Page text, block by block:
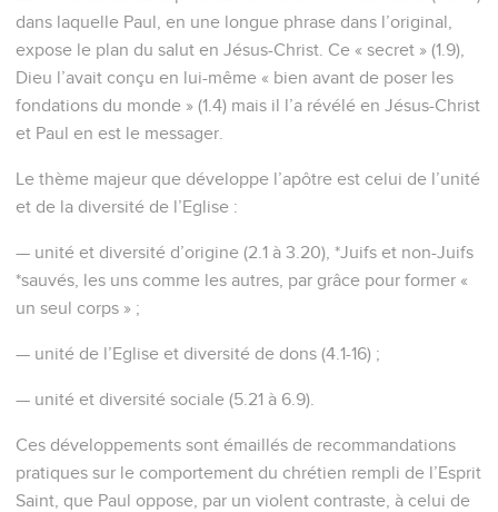
dans laquelle Paul, en une longue phrase dans l’original,
expose le plan du salut en Jésus-Christ. Ce « secret » (1.9),
Dieu l’avait conçu en lui-même « bien avant de poser les
fondations du monde » (1.4) mais il l’a révélé en Jésus-Christ
et Paul en est le messager.
Le thème majeur que développe l’apôtre est celui de l’unité
et de la diversité de l’Eglise :
— unité et diversité d’origine (2.1 à 3.20), *Juifs et non-Juifs
*sauvés, les uns comme les autres, par grâce pour former «
un seul corps » ;
— unité de l’Eglise et diversité de dons (4.1-16) ;
— unité et diversité sociale (5.21 à 6.9).
Ces développements sont émaillés de recommandations
pratiques sur le comportement du chrétien rempli de l’Esprit
Saint, que Paul oppose, par un violent contraste, à celui de